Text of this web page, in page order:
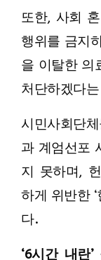
또한, 사회
행위를 금지
을 이탈한 의
처단하겠다
시민사회단
과 계엄선포
지 못하며,
하게 위반한
다.
‘6시간 내란